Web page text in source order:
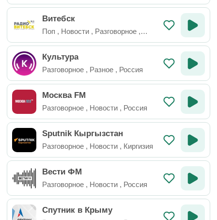
Витебск
Поп , Новости , Разговорное ,
Беларусь
Культура
Разговорное , Разное , Россия
Москва FM
Разговорное , Новости , Россия
Sputnik Кыргызстан
Разговорное , Новости , Киргизия
Вести ФМ
Разговорное , Новости , Россия
Спутник в Крыму